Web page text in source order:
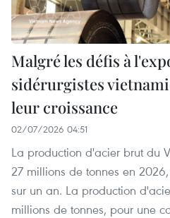
Malgré les défis à
sidérurgistes
leur croissance
02/07/2026 04:51
La production d'acier brut du
27 millions de tonnes en
sur un an. La production
millions de tonnes, pour une